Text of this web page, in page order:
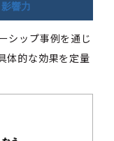
響力
シップ事例を通じ
体的な効果を定量